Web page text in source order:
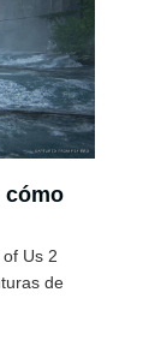
cómo
Us 2
de